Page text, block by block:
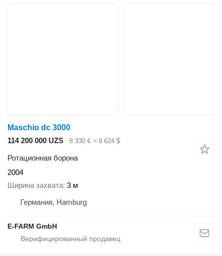
Maschio dc 3000
114 200 000 UZS
8 330 € ≈ 9 624 $
Ротационная борона
2004
Ширина захвата 3 м
Германия, Hamburg
E-FARM GmbH